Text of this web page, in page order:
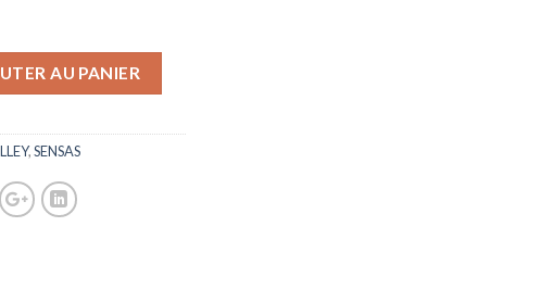
AU PANIER
,SENSAS